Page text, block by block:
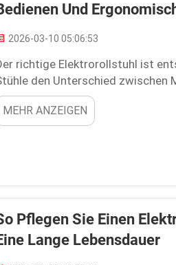
Und
2026-03-10 05:06:53
richtige Elektrorollstuhl ist
den Unterschied
Einleitung: Bei der
wichtige ...
MEHR ANZEIGEN
Pflegen Sie Einen
Lange Lebensdauer